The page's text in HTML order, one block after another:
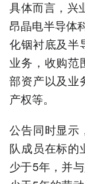
具体而言，兴
昂晶电半导体
化铟衬底及半
业务，收购范
部资产以及业
产权等。
公告同时显示
队成员在标的
少于5年，并